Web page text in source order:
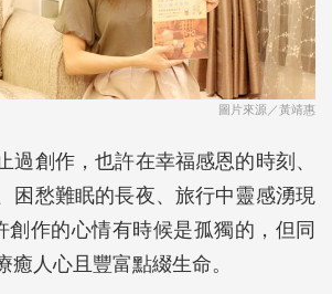
圖片來源／黃靖惠
過創作，也許在幸福感恩的時刻、
困愁難眠的長夜、旅行中靈感湧現
創作的心情有時候是孤獨的，但同
癒人心且豐富點綴生命。